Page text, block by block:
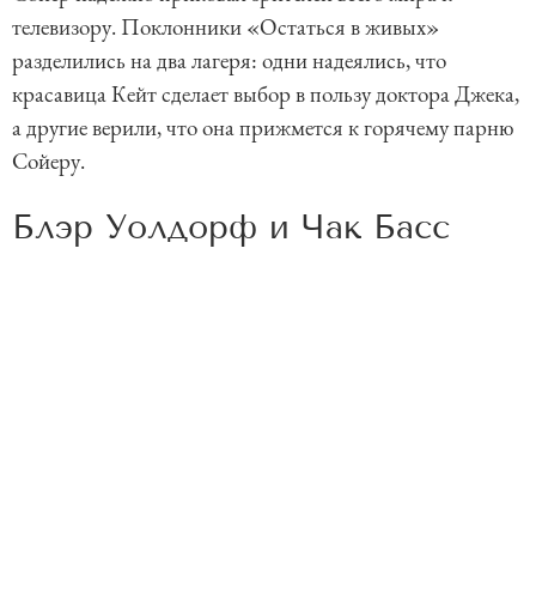
телевизору. Поклонники «Остаться в живых»
разделились на два лагеря: одни надеялись, что
красавица Кейт сделает выбор в пользу доктора Джека,
а другие верили, что она прижмется к горячему парню
Сойеру.
Блэр Уолдорф и Чак Басс